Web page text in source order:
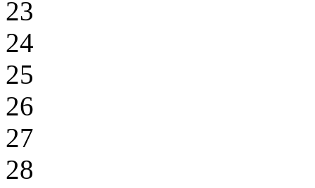
23
24
25
26
27
28